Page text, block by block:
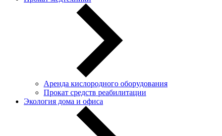
Аренда кислородного оборудования
Прокат средств реабилитации
Экология дома и офиса